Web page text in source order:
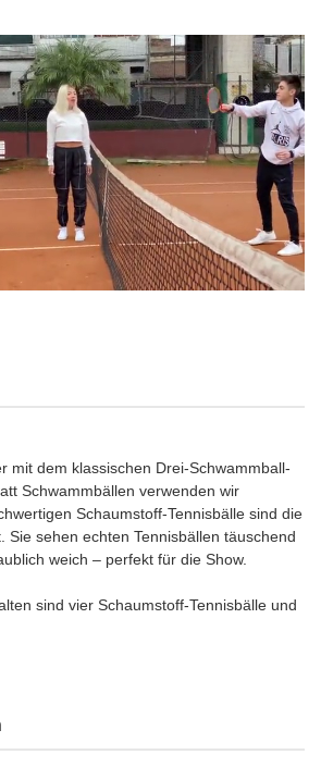
mit dem klassischen Drei-Schwammball-
Schwammbällen verwenden wir
Schaumstoff-Tennisbälle sind die
Sie sehen echten Tennisbällen täuschend
weich – perfekt für die Show.
sind vier Schaumstoff-Tennisbälle und